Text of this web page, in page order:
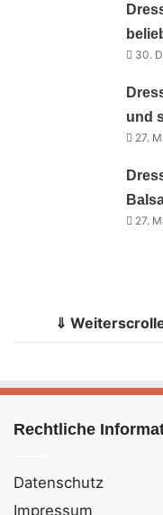
30.
und
27.
27.
⇓
Rechtliche
Datenschutz
Impressum